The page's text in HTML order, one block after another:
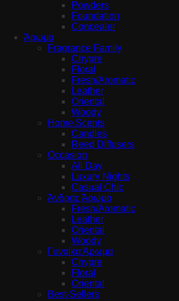
Powders
Foundation
Concealer
Άρωμα
Fragrance Family
Chypre
Floral
Fresh/Aromatic
Leather
Oriental
Woody
Home Scents
Candles
Reed Diffusers
Occasion
All Day
Luxury Nights
Casual Chic
Άνδρας Άρωμα
Fresh/Aromatic
Leather
Oriental
Woody
Γυναίκα Άρωμα
Chypre
Floral
Oriental
Best-Sellers